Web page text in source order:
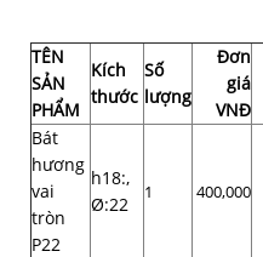
TÊN
SẢN
PHẨM
Kích
thước
Số
lượng
Đơn
giá
VNĐ
Bát
hương
vai
tròn
P22
h18:,
Ø:22
1 400,000